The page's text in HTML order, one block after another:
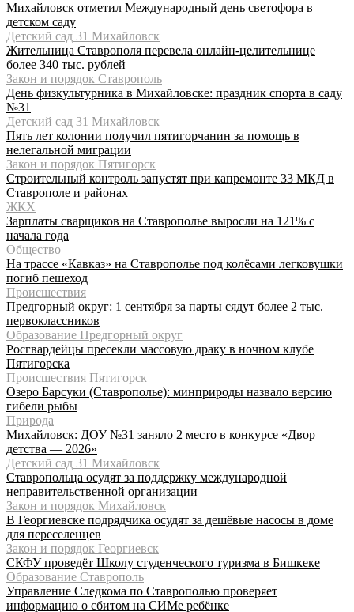
Михайловск отметил Международный день светофора в
детском саду
Детский сад 31 Михайловск
Жительница Ставрополя перевела онлайн-целительнице
более 340 тыс. рублей
Закон и порядок Ставрополь
День физкультурника в Михайловске: праздник спорта в саду
№31
Детский сад 31 Михайловск
Пять лет колонии получил пятигорчанин за помощь в
нелегальной миграции
Закон и порядок Пятигорск
Строительный контроль запустят при капремонте 33 МКД в
Ставрополе и районах
ЖКХ
Зарплаты сварщиков на Ставрополье выросли на 121% с
начала года
Общество
На трассе «Кавказ» на Ставрополье под колёсами легковушки
погиб пешеход
Происшествия
Предгорный округ: 1 сентября за парты сядут более 2 тыс.
первоклассников
Образование Предгорный округ
Росгвардейцы пресекли массовую драку в ночном клубе
Пятигорска
Происшествия Пятигорск
Озеро Барсуки (Ставрополье): минприроды назвало версию
гибели рыбы
Природа
Михайловск: ДОУ №31 заняло 2 место в конкурсе «Двор
детства — 2026»
Детский сад 31 Михайловск
Ставропольца осудят за поддержку международной
неправительственной организации
Закон и порядок Михайловск
В Георгиевске подрядчика осудят за дешёвые насосы в доме
для переселенцев
Закон и порядок Георгиевск
СКФУ проведёт Школу студенческого туризма в Бишкеке
Образование Ставрополь
Управление Следкома по Ставрополью проверяет
информацию о сбитом на СИМе ребёнке